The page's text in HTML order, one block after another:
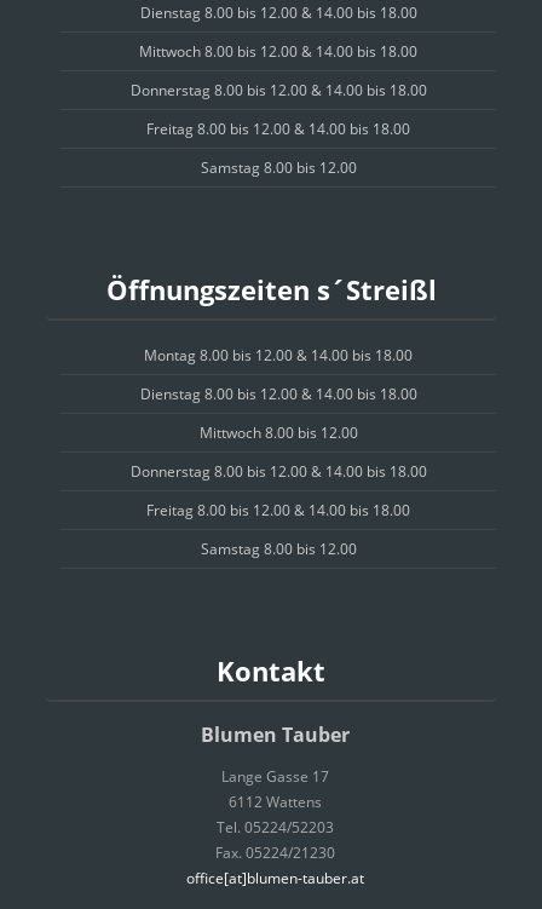
Dienstag 8.00 bis 12.00 & 14.00 bis 18.00
Mittwoch 8.00 bis 12.00 & 14.00 bis 18.00
Donnerstag 8.00 bis 12.00 & 14.00 bis 18.00
Freitag 8.00 bis 12.00 & 14.00 bis 18.00
Samstag 8.00 bis 12.00
Öffnungszeiten s´Streißl
Montag 8.00 bis 12.00 & 14.00 bis 18.00
Dienstag 8.00 bis 12.00 & 14.00 bis 18.00
Mittwoch 8.00 bis 12.00
Donnerstag 8.00 bis 12.00 & 14.00 bis 18.00
Freitag 8.00 bis 12.00 & 14.00 bis 18.00
Samstag 8.00 bis 12.00
Kontakt
Blumen Tauber
Lange Gasse 17
6112 Wattens
Tel. 05224/52203
Fax. 05224/21230
office[at]blumen-tauber.at